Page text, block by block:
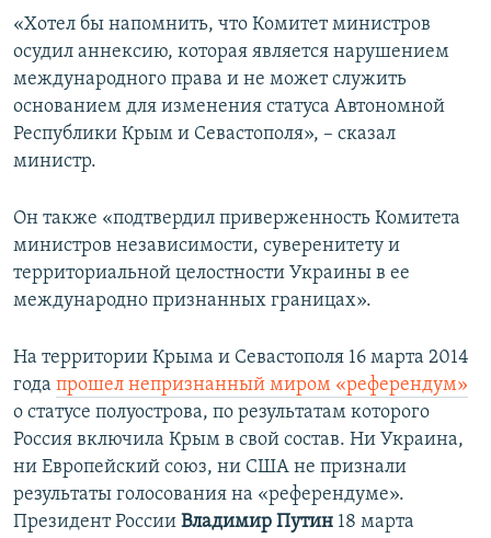
«Хотел бы напомнить, что Комитет министров
осудил аннексию, которая является нарушением
международного права и не может служить
основанием для изменения статуса Автономной
Республики Крым и Севастополя», – сказал
министр.
Он также «подтвердил приверженность Комитета
министров независимости, суверенитету и
территориальной целостности Украины в ее
международно признанных границах».
На территории Крыма и Севастополя 16 марта 2014
года прошел непризнанный миром «референдум»
о статусе полуострова, по результатам которого
Россия включила Крым в свой состав. Ни Украина,
ни Европейский союз, ни США не признали
результаты голосования на «референдуме».
Президент России Владимир Путин 18 марта